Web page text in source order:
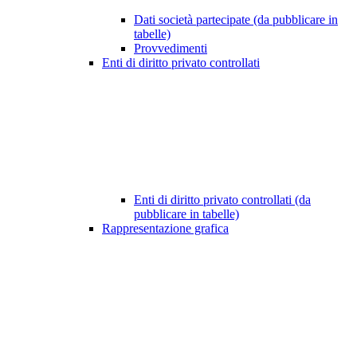
Dati società partecipate (da pubblicare in
tabelle)
Provvedimenti
Enti di diritto privato controllati
Enti di diritto privato controllati (da
pubblicare in tabelle)
Rappresentazione grafica